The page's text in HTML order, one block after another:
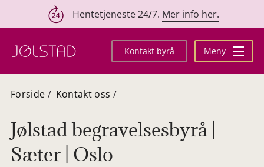
innhold
Hentetjeneste 24/7. Mer info her.
Kontakt byrå Meny
Forside / Kontakt oss /
Jølstad begravelsesbyrå |
Sæter | Oslo